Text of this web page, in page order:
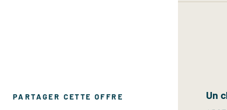
PARTAGER CETTE OFFRE Un